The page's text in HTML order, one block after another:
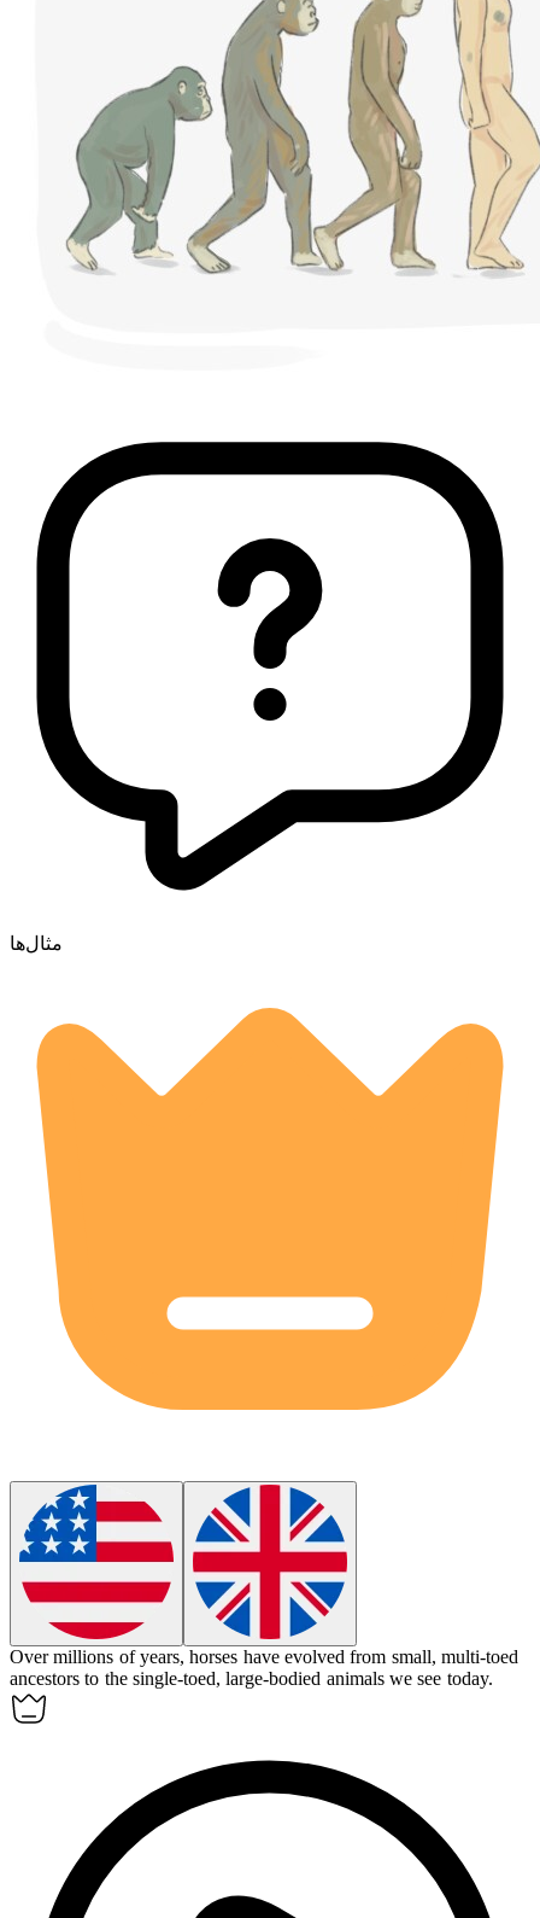
مثال‌ها
Over millions of years, horses have evolved from small, multi-toed
ancestors to the single-toed, large-bodied animals we see today.